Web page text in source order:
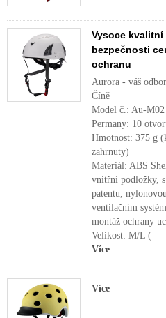
Vysoce
bezpečnosti
ochranu
Aurora - váš
Číně
Model č.: Au-M02
Permany: 10
Hmotnost: 375 g
zahrnuty)
Materiál: ABS
vnitřní podložky,
patentu,
ventilačním
montáž ochrany
Velikost: M/L (
Více
Více